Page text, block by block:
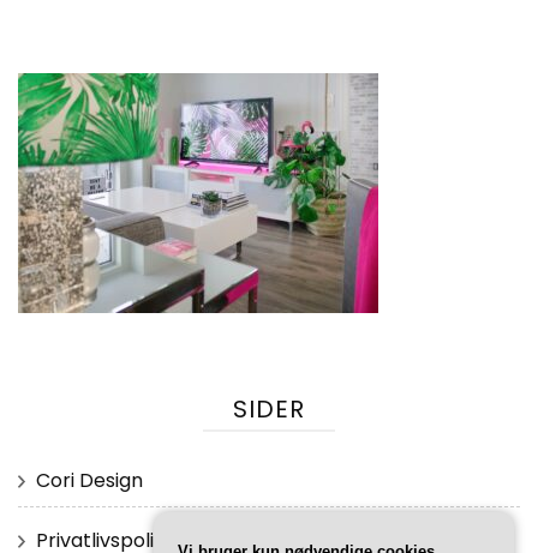
SIDER
Cori Design
Privatlivspolitik